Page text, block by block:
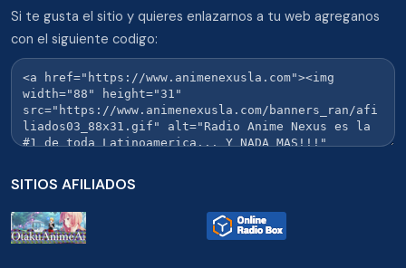
Si te gusta el sitio y quieres enlazarnos a tu web agreganos
con el siguiente codigo:
SITIOS AFILIADOS